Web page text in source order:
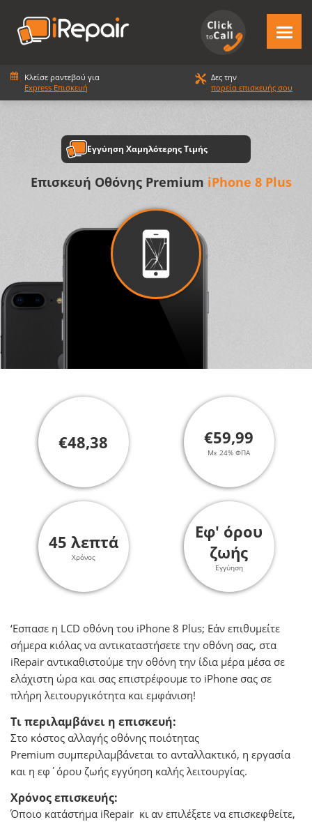
Κλείσε ραντεβού για
Express Επισκευή
Δες την
πορεία επισκευής σου
Εγγύηση Χαμηλότερης Τιμής
Επισκευή Οθόνης Premium iPhone 8 Plus
€48,38 €59,99
Με 24% ΦΠΑ
45 λεπτά
Χρόνος
Εφ' όρου
ζωής
Εγγύηση
‘Εσπασε η LCD οθόνη του iPhone 8 Plus; Εάν επιθυμείτε
σήμερα κιόλας να αντικαταστήσετε την οθόνη σας, στα
iRepair αντικαθιστούμε την οθόνη την ίδια μέρα μέσα σε
ελάχιστη ώρα και σας επιστρέφουμε το iPhone σας σε
πλήρη λειτουργικότητα και εμφάνιση!
Τι περιλαμβάνει η επισκευή:
Στο κόστος αλλαγής οθόνης ποιότητας
Premium συμπεριλαμβάνεται το ανταλλακτικό, η εργασία
και η εφ΄όρου ζωής εγγύηση καλής λειτουργίας.
Χρόνος επισκευής:
Όποιο κατάστημα iRepair κι αν επιλέξετε να επισκεφθείτε,